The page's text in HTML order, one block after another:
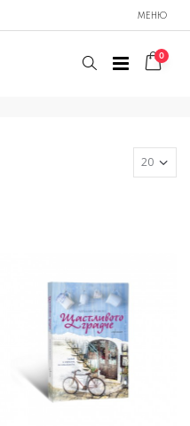
МЕНЮ
0